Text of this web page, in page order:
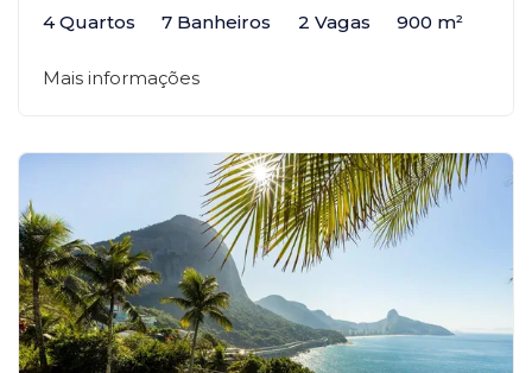
4 Quartos 7 Banheiros 2 Vagas 900 m²
Mais informações